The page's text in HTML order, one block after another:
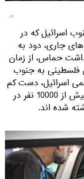
اسرائیل که در
جاری، دود به
حماس، از زمان
به جنوب
رسمی اسرائیل، دست کم
1200 نفر جان خود را از دست دادند، بیش از 10000 نفر در
شده اند.